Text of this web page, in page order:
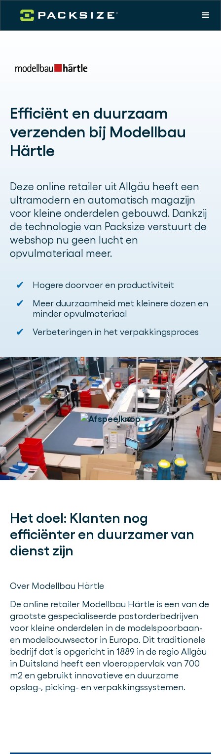
Efficiënt en duurzaam
verzenden bij Modellbau
Härtle
Deze online retailer uit Allgäu heeft een
ultramodern en automatisch magazijn
voor kleine onderdelen gebouwd. Dankzij
de technologie van Packsize verstuurt de
webshop nu geen lucht en
opvulmateriaal meer.
✔ Hogere doorvoer en productiviteit
✔
Meer duurzaamheid met kleinere dozen en
minder opvulmateriaal
✔ Verbeteringen in het verpakkingsproces
Het doel: Klanten nog
efficiënter en duurzamer van
dienst zijn
Over Modellbau Härtle
De online retailer Modellbau Härtle is een van de
grootste gespecialiseerde postorderbedrijven
voor kleine onderdelen in de modelspoorbaan-
en modelbouwsector in Europa. Dit traditionele
bedrijf dat is opgericht in 1889 in de regio Allgäu
in Duitsland heeft een vloeroppervlak van 700
m2 en gebruikt innovatieve en duurzame
opslag-, picking- en verpakkingssystemen.